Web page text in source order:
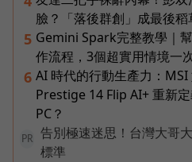
臉？「落後群創」成最後稻
5 Gemini Spark完整教學｜
作流程，3個超實用情境一
6 AI 時代的行動生產力：
Prestige 14 Flip AI+ 重新
PC？
PR
告別極速迷思！台灣大哥
標準